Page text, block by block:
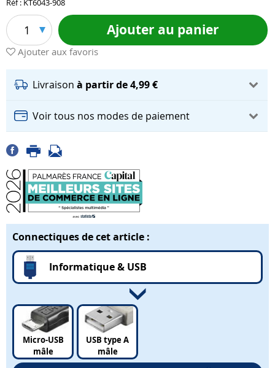
Réf : KT6043-908
1 Ajouter au panier
Ajouter aux favoris
Livraison à partir de 4,99 €
Voir tous nos modes de paiement
Connectiques de cet article :
Informatique & USB
Micro-USB
mâle
USB type A
mâle